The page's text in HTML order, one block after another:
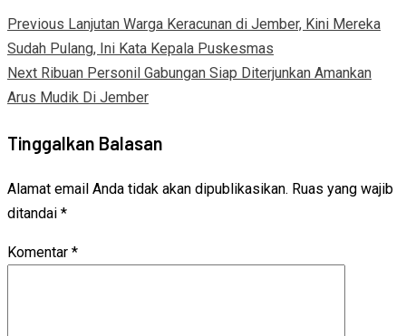
Previous Lanjutan Warga Keracunan di Jember, Kini Mereka
Sudah Pulang, Ini Kata Kepala Puskesmas
Next Ribuan Personil Gabungan Siap Diterjunkan Amankan
Arus Mudik Di Jember
Tinggalkan Balasan
Alamat email Anda tidak akan dipublikasikan. Ruas yang wajib
ditandai *
Komentar *